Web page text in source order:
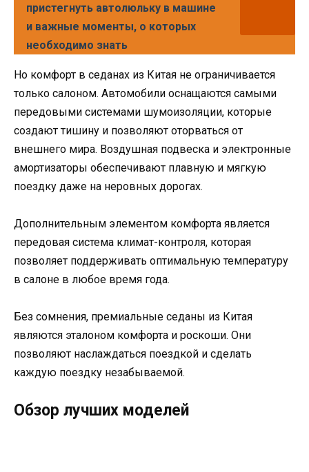
пристегнуть автолюльку в машине
и важные моменты, о которых
необходимо знать
Но комфорт в седанах из Китая не ограничивается
только салоном. Автомобили оснащаются самыми
передовыми системами шумоизоляции, которые
создают тишину и позволяют оторваться от
внешнего мира. Воздушная подвеска и электронные
амортизаторы обеспечивают плавную и мягкую
поездку даже на неровных дорогах.
Дополнительным элементом комфорта является
передовая система климат-контроля, которая
позволяет поддерживать оптимальную температуру
в салоне в любое время года.
Без сомнения, премиальные седаны из Китая
являются эталоном комфорта и роскоши. Они
позволяют наслаждаться поездкой и сделать
каждую поездку незабываемой.
Обзор лучших моделей